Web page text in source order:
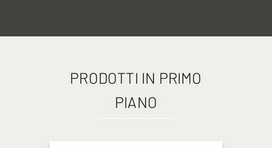
PRODOTTI IN PRIMO
PIANO